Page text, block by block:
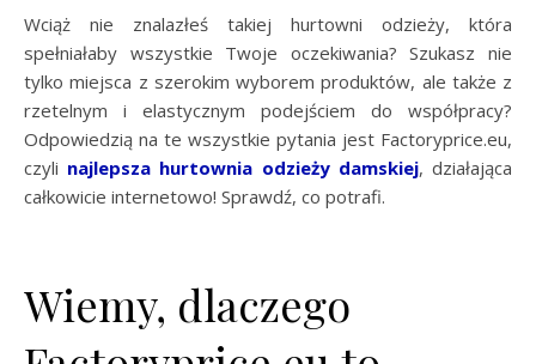
Wciąż nie znalazłeś takiej hurtowni odzieży, która
spełniałaby wszystkie Twoje oczekiwania? Szukasz nie
tylko miejsca z szerokim wyborem produktów, ale także z
rzetelnym i elastycznym podejściem do współpracy?
Odpowiedzią na te wszystkie pytania jest Factoryprice.eu,
czyli najlepsza hurtownia odzieży damskiej, działająca
całkowicie internetowo! Sprawdź, co potrafi.
Wiemy, dlaczego